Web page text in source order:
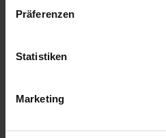
Präferenzen
Statistiken
Marketing
Premiumprodukten entwickeln
dem neuesten Stand der Technik
Artikelnummer: 3092870000
Artikel gehört zur Kategorie: